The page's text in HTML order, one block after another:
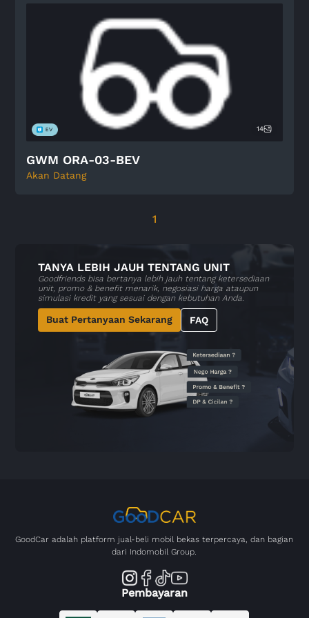
14
GWM ORA-03-BEV
Akan Datang
1
TANYA LEBIH JAUH TENTANG UNIT
Goodfriends bisa bertanya lebih jauh tentang ketersediaan
unit, promo & benefit menarik, negosiasi harga ataupun
simulasi kredit yang sesuai dengan kebutuhan Anda.
Buat Pertanyaan Sekarang FAQ
GoodCar adalah platform jual-beli mobil bekas terpercaya, dan bagian
dari Indomobil Group.
Pembayaran